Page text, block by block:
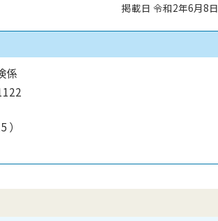
掲載日 令和2年6月8日
係
）